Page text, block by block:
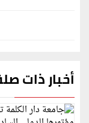
أخبار ذات